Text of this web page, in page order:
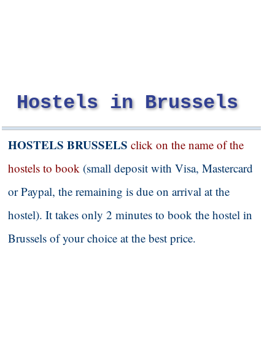
Hostels in Brussels
HOSTELS BRUSSELS click on the name of the
hostels to book (small deposit with Visa, Mastercard
or Paypal, the remaining is due on arrival at the
hostel). It takes only 2 minutes to book the hostel in
Brussels of your choice at the best price.